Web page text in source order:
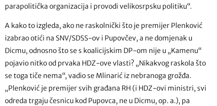
parapolitička organizacija i provodi velikosrpsku politiku“.
A kako to izgleda, ako ne raskolnički što je premijer Plenković
izabrao otići na SNV/SDSS-ov i Pupovčev, a ne domjenak u
Dicmu, odnosno što se s koalicijskim DP-om nije u „Kamenu“
pojavio nitko od prvaka HDZ-ove vlasti? „Nikakvog raskola što
se toga tiče nema“, vadio se Mlinarić iz nebranoga grožđa.
„Plenković je premijer svih građana RH (i HDZ-ovi ministri, svi
odreda trgaju česnicu kod Pupovca, ne u Dicmu, op. a.), pa